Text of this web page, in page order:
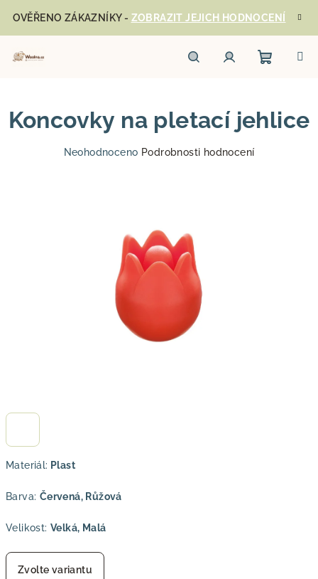
obsah
OVĚŘENO ZÁKAZNÍKY - ZOBRAZIT JEJICH HODNOCENÍ
košík
Materiál: Plast
Barva: Červená, Růžová
Velikost: Velká, Malá
Zvolte variantu
Koncovky na pletací jehlice
Průměrné
Neohodnoceno Podrobnosti hodnocení